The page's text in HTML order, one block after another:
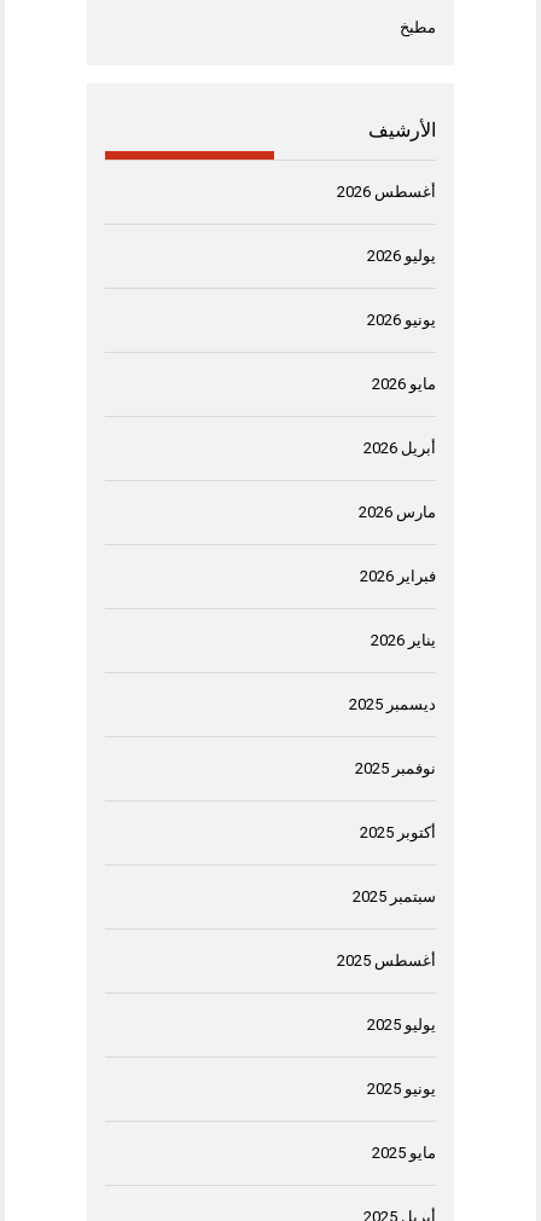
مطبخ
الأرشيف
أغسطس 2026
يوليو 2026
يونيو 2026
مايو 2026
أبريل 2026
مارس 2026
فبراير 2026
يناير 2026
ديسمبر 2025
نوفمبر 2025
أكتوبر 2025
سبتمبر 2025
أغسطس 2025
يوليو 2025
يونيو 2025
مايو 2025
أبريل 2025